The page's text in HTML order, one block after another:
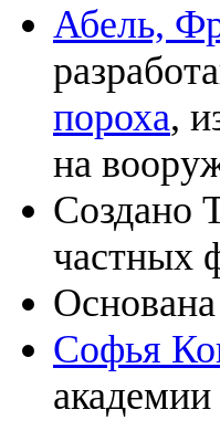
Абель,
пороха,
на
Создано
частных
Софья